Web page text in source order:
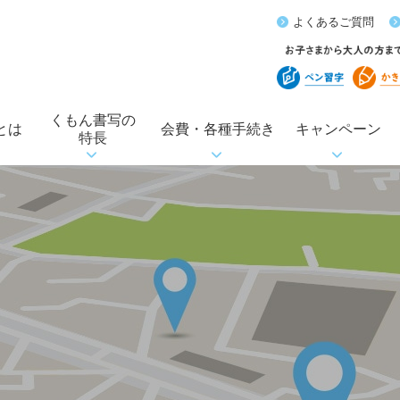
よくあるご質問
は
くもん書写の
特長
会費・各種手続き キャンペーン